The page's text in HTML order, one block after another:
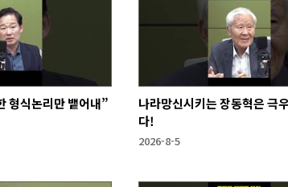
형식논리만 뱉어내”
나라망신시키는 장동혁은 극
다!
2026-8-5